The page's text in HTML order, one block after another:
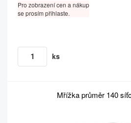
Pro zobrazení cen a nákup
se prosím přihlaste.
ks
Mřížka průměr 140